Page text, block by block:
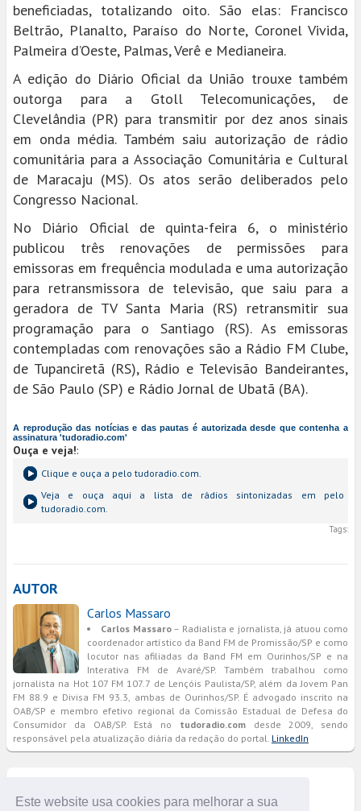
Este website usa cookies para melhorar a sua
beneficiadas, totalizando oito. São elas: Francisco
Beltrão, Planalto, Paraíso do Norte, Coronel Vivida,
Palmeira d’Oeste, Palmas, Verê e Medianeira.
A edição do Diário Oficial da União trouxe também
outorga para a Gtoll Telecomunicações, de
Clevelândia (PR) para transmitir por dez anos sinais
em onda média. Também saiu autorização de rádio
comunitária para a Associação Comunitária e Cultural
de Maracaju (MS). Os atos serão deliberados pelo
Congresso Nacional.
No Diário Oficial de quinta-feira 6, o ministério
publicou três renovações de permissões para
emissoras em frequência modulada e uma autorização
para retransmissora de televisão, que saiu para a
geradora de TV Santa Maria (RS) retransmitir sua
programação para o Santiago (RS). As emissoras
contempladas com renovações são a Rádio FM Clube,
de Tupanciretã (RS), Rádio e Televisão Bandeirantes,
de São Paulo (SP) e Rádio Jornal de Ubatã (BA).
A reprodução das notícias e das pautas é autorizada desde que contenha a
assinatura 'tudoradio.com'
Ouça e veja!:
Clique e ouça a pelo tudoradio.com.
Veja e ouça aqui a lista de rádios sintonizadas em pelo
tudoradio.com.
Tags:
AUTOR
Carlos Massaro
Carlos Massaro– Radialista e jornalista, já atuou como
coordenador artístico da Band FM de Promissão/SP e como
locutor nas afiliadas da Band FM em Ourinhos/SP e na
Interativa FM de Avaré/SP. Também trabalhou como
jornalista na Hot 107 FM 107.7 de Lençóis Paulista/SP, além da Jovem Pan
FM 88.9 e Divisa FM 93.3, ambas de Ourinhos/SP. É advogado inscrito na
OAB/SP e membro efetivo regional da Comissão Estadual de Defesa do
Consumidor da OAB/SP. Está no tudoradio.comdesde 2009, sendo
responsável pela atualização diária da redação do portal. LinkedIn